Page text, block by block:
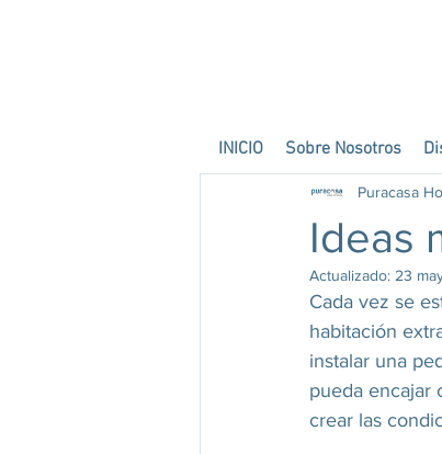
Ideas
Puracasa
Actualizado: 23
Cada vez se
habitación
instalar una
pueda encajar
crear las
INICIO Sobre Nosotros